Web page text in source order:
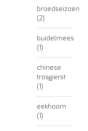
broedseizoen
(2)
buidelmees
(1)
chinese
trosgierst
(1)
eekhoorn
(1)